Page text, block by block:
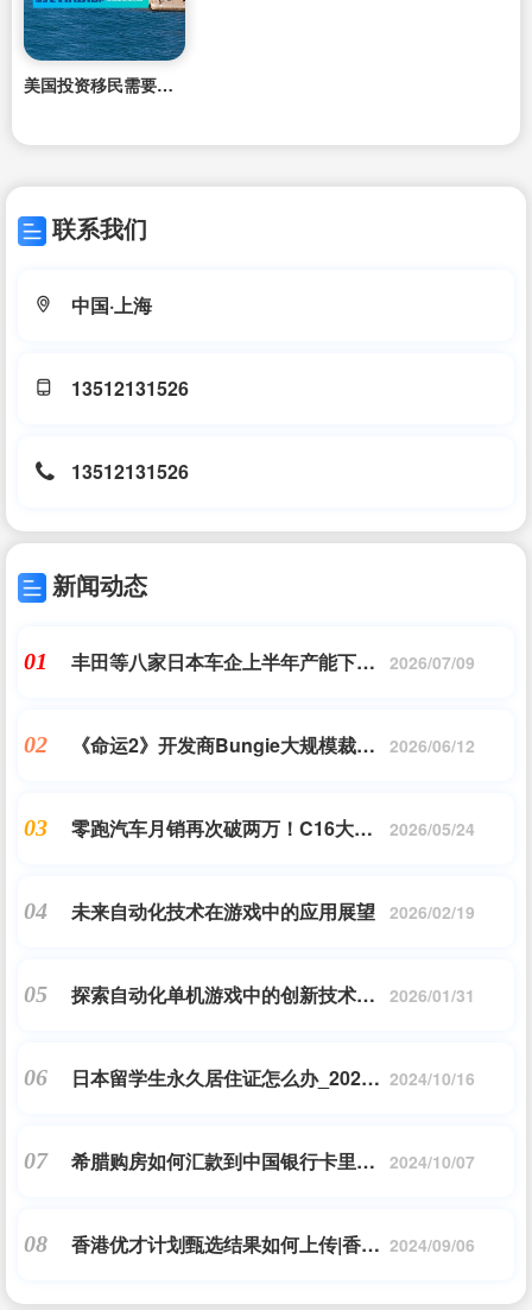
美国投资移民需要找中介吗
联系我们
中国·上海
13512131526
13512131526
新闻动态
01
丰田等八家日本车企上半年产能下滑
2026/07/09
02
《命运2》开发商Bungie大规模裁员
2026/06/12
03
零跑汽车月销再次破两万！C16大定
2026/05/24
04 未来自动化技术在游戏中的应用展望 2026/02/19
05
探索自动化单机游戏中的创新技术与
2026/01/31
06
日本留学生永久居住证怎么办_2021
2024/10/16
07
希腊购房如何汇款到中国银行卡里面|
2024/10/07
08
香港优才计划甄选结果如何上传|香港
么知道自己...|孚瑞来移民_问答
2024/09/06